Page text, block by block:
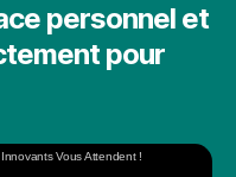
personnel et
pour
Vous Attendent !